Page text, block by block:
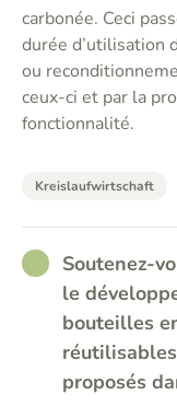
carbonée. Ceci
durée d’utilisation
ou
ceux-ci et par la
fonctionnalité.
Kreislaufwirtschaft
RATHER_GOOD
Soutenez-
le
bouteilles
proposés